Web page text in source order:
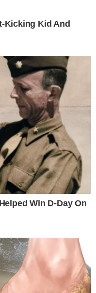
Kicking Kid And
Win D-Day On